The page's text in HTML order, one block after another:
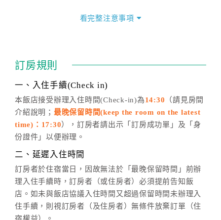
價」之當日價格為標準。
話方式異動訂單。
※非客服時間之申辦異動，皆為次日計算及辦理。
五、客服時間
週一至週日，上午9:00～晚上6:00
六、聯絡方式
(07)9682715 。
看完整注意事項
訂房規則
一、入住手續(Check in)
本飯店接受辦理入住時間(Check-in)為14:30 （請見房間
介紹說明； 最晚保留時間(keep the room on the latest
time)：17:30），訂房者請出示「訂房成功單」及「身
份證件」以便辦理。
二、延遲入住時間
訂房者於住宿當日，因故無法於「最晚保留時間」前辦
理入住手續時，訂房者（或住房者）必須提前告知飯
店。如未與飯店協議入住時間又超過保留時間未辦理入
住手續，則視訂房者（及住房者）無條件放棄訂單（住
宿權益）。